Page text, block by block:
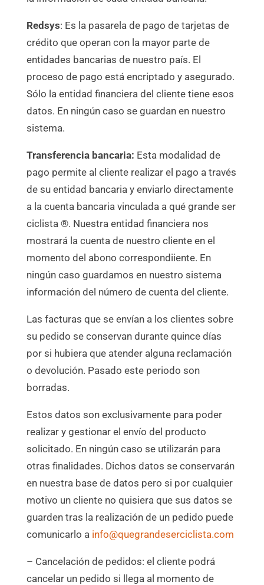
Redsys: Es la pasarela de pago de tarjetas de
crédito que operan con la mayor parte de
entidades bancarias de nuestro país. El
proceso de pago está encriptado y asegurado.
Sólo la entidad financiera del cliente tiene esos
datos. En ningún caso se guardan en nuestro
sistema.
Transferencia bancaria: Esta modalidad de
pago permite al cliente realizar el pago a través
de su entidad bancaria y enviarlo directamente
a la cuenta bancaria vinculada a qué grande ser
ciclista ®. Nuestra entidad financiera nos
mostrará la cuenta de nuestro cliente en el
momento del abono correspondiiente. En
ningún caso guardamos en nuestro sistema
información del número de cuenta del cliente.
Las facturas que se envían a los clientes sobre
su pedido se conservan durante quince días
por si hubiera que atender alguna reclamación
o devolución. Pasado este periodo son
borradas.
Estos datos son exclusivamente para poder
realizar y gestionar el envío del producto
solicitado. En ningún caso se utilizarán para
otras finalidades. Dichos datos se conservarán
en nuestra base de datos pero si por cualquier
motivo un cliente no quisiera que sus datos se
guarden tras la realización de un pedido puede
comunicarlo a info@quegrandeserciclista.com
– Cancelación de pedidos: el cliente podrá
cancelar un pedido si llega al momento de